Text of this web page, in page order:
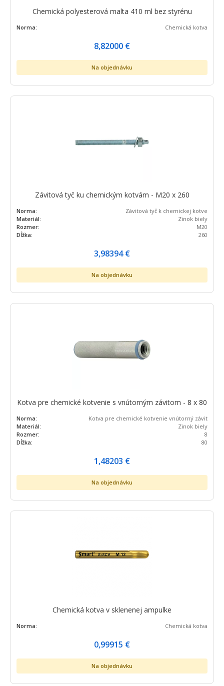
Chemická polyesterová malta 410 ml bez styrénu
Norma: Chemická kotva
8,82000 €
Na objednávku
Závitová tyč ku chemickým kotvám - M20 x 260
Norma:
Závitová tyč k chemickej kotve
Materiál:
Zinok biely
Rozmer:
M20
Dĺžka:
260
3,98394€
Na objednávku
Kotva pre chemické kotvenie s vnútorným závitom - 8 x 80
Norma:
Kotva pre chemické kotvenie vnútorný závit
Materiál:
Zinok biely
Rozmer:
8
Dĺžka:
80
1,48203 €
Na objednávku
Chemická kotva v sklenenej ampulke
Norma: Chemická kotva
0,99915 €
Na objednávku